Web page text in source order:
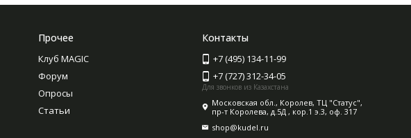
Прочее
Клуб MAGIC
Форум
Опросы
Статьи
Контакты
+7 (495) 134-11-99
+7 (727) 312-34-05
Для звонков из Казахстана
Московская обл., Королев, ТЦ "Статус",
пр-т Королева, д.5Д , кор.1 э.3, оф. 317
shop@kudel.ru